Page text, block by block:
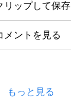
リップして保存
メントを見る
もっと見る